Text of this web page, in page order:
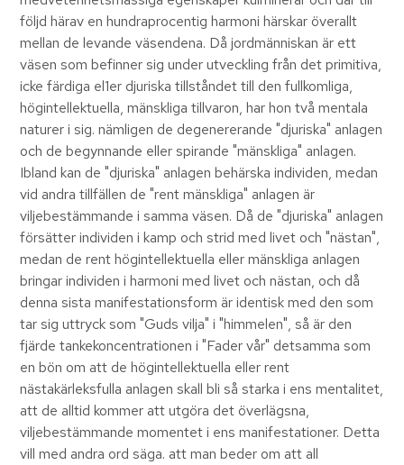
följd härav en hundraprocentig harmoni härskar överallt
mellan de levande väsendena. Då jordmänniskan är ett
väsen som befinner sig under utveckling från det primitiva,
icke färdiga el1er djuriska tillståndet till den fullkomliga,
högintellektuella, mänskliga tillvaron, har hon två mentala
naturer i sig. nämligen de degenererande "djuriska" anlagen
och de begynnande eller spirande "mänskliga" anlagen.
Ibland kan de "djuriska" anlagen behärska individen, medan
vid andra tillfällen de "rent mänskliga" anlagen är
viljebestämmande i samma väsen. Då de "djuriska" anlagen
försätter individen i kamp och strid med livet och "nästan",
medan de rent högintellektuella eller mänskliga anlagen
bringar individen i harmoni med livet och nästan, och då
denna sista manifestationsform är identisk med den som
tar sig uttryck som "Guds vilja" i "himmelen", så är den
fjärde tankekoncentrationen i "Fader vår" detsamma som
en bön om att de högintellektuella eller rent
nästakärleksfulla anlagen skall bli så starka i ens mentalitet,
att de alltid kommer att utgöra det överlägsna,
viljebestämmande momentet i ens manifestationer. Detta
vill med andra ord säga. att man beder om att all